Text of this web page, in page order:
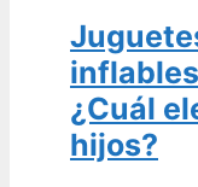
¿Cuál
hijos?